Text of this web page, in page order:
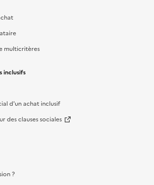
multicritères
inclusifs
d'un achat inclusif
des clauses sociales
?